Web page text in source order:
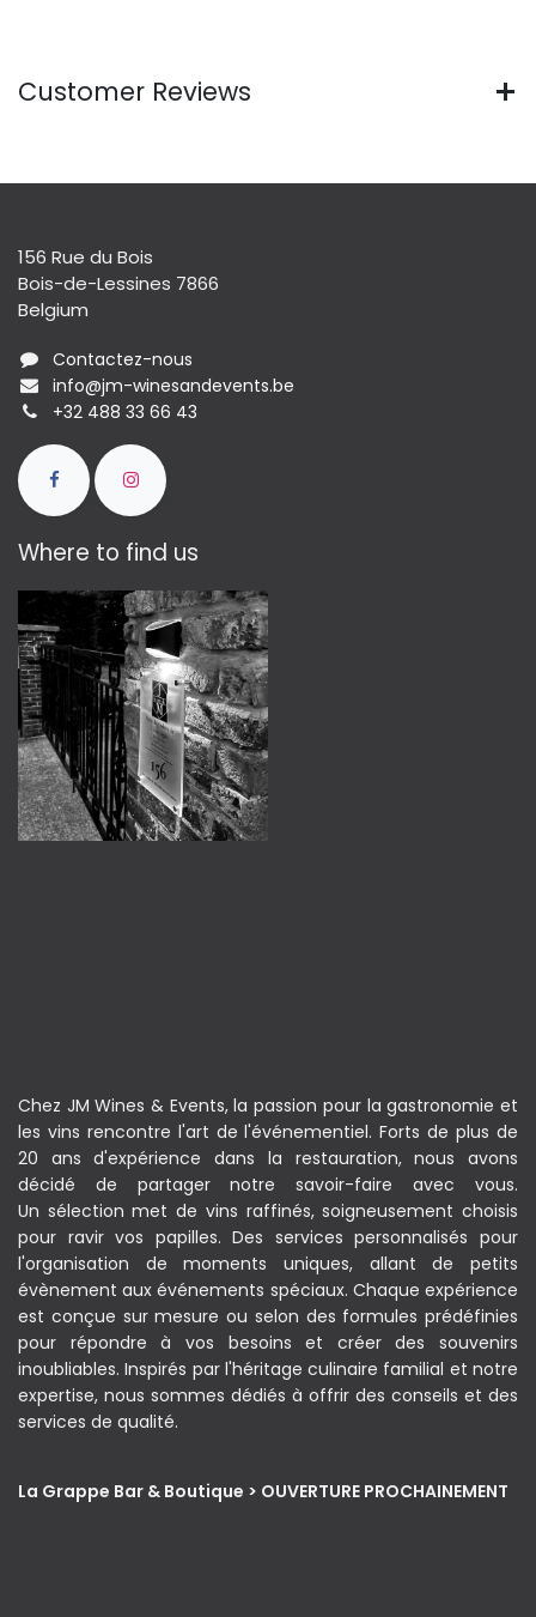
Customer Reviews
156 Rue du Bois
Bois-de-Lessines 7866
Belgium
Contactez-nous
info@jm-winesandevents.be
+32 488 33 66 43
Where to find us​
Chez JM Wines & Events, la passion pour la gastronomie et
les vins rencontre l'art de l'événementiel. Forts de plus de
20 ans d'expérience dans la restauration, nous avons
décidé de partager notre savoir-faire avec vous.
Un sélection met de vins raffinés, soigneusement choisis
pour ravir vos papilles. Des services personnalisés pour
l'organisation de moments uniques, allant de petits
évènement aux événements spéciaux. Chaque expérience
est conçue sur mesure ou selon des formules prédéfinies
pour répondre à vos besoins et créer des souvenirs
inoubliables. Inspirés par l'héritage culinaire familial et notre
expertise, nous sommes dédiés à offrir des conseils et des
services de qualité.
La Grappe Bar & Boutique > OUVERTURE PROCHAINEMENT